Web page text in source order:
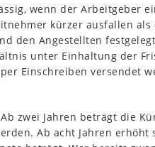
wenn der Arbeitgeber
kürzer ausfallen
den Angestellten
unter Einhaltung der
Einschreiben versendet
zwei Jahren beträgt die
Ab acht Jahren